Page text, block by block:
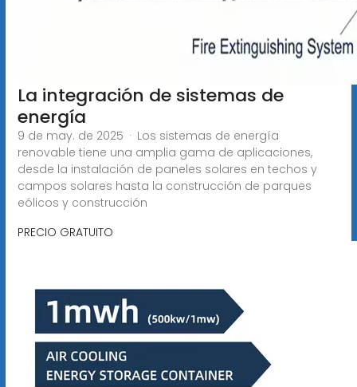
La integración de sistemas de
energía
9 de may. de 2025 · Los sistemas de energía
renovable tiene una amplia gama de aplicaciones,
desde la instalación de paneles solares en techos y
campos solares hasta la construcción de parques
eólicos y construcción
PRECIO GRATUITO